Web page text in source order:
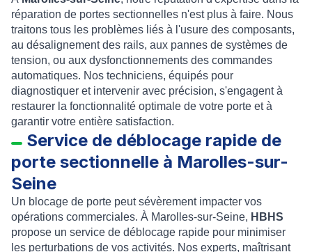
réparation de portes sectionnelles n'est plus à faire. Nous
traitons tous les problèmes liés à l'usure des composants,
au désalignement des rails, aux pannes de systèmes de
tension, ou aux dysfonctionnements des commandes
automatiques. Nos techniciens, équipés pour
diagnostiquer et intervenir avec précision, s'engagent à
restaurer la fonctionnalité optimale de votre porte et à
garantir votre entière satisfaction.
Service de déblocage rapide de
porte sectionnelle à Marolles-sur-
Seine
Un blocage de porte peut sévèrement impacter vos
opérations commerciales. À Marolles-sur-Seine, HBHS
propose un service de déblocage rapide pour minimiser
les perturbations de vos activités. Nos experts, maîtrisant